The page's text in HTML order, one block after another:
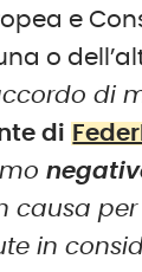
e
o
di
di
causa
in